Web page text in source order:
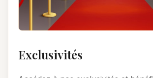
Exclusivités